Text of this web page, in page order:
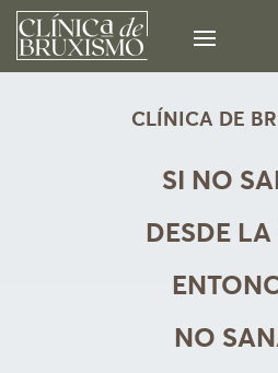
CLÍNICA DE
SI NO
DESDE
NO